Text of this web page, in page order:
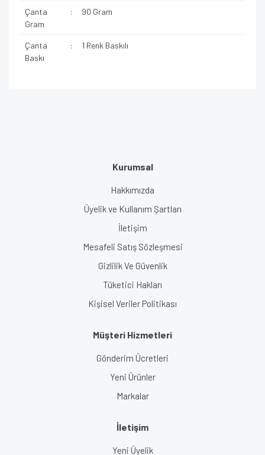
Çanta
Gram
: 90 Gram
Çanta
Baskı
: 1 Renk Baskılı
Kurumsal
Hakkımızda
Üyelik ve Kullanım Şartları
İletişim
Mesafeli Satış Sözleşmesi
Gizlilik Ve Güvenlik
Tüketici Hakları
Kişisel Veriler Politikası
Müşteri Hizmetleri
Gönderim Ücretleri
Yeni Ürünler
Markalar
İletişim
Yeni Üyelik